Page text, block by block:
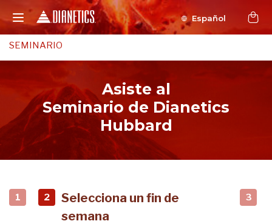
Español
SEMINARIO
Asiste al
Seminario de Dianetics
Hubbard
1 2
Selecciona un fin de
semana
3